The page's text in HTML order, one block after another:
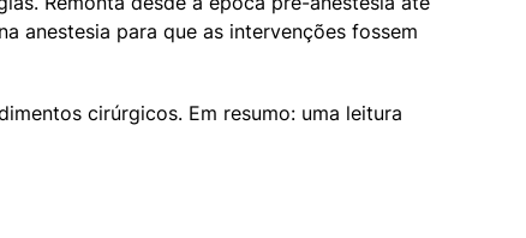
anestesia para que as intervenções fossem
cirúrgicos. Em resumo: uma leitura